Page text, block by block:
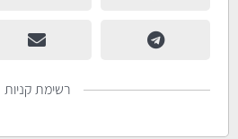
רשימת קניות